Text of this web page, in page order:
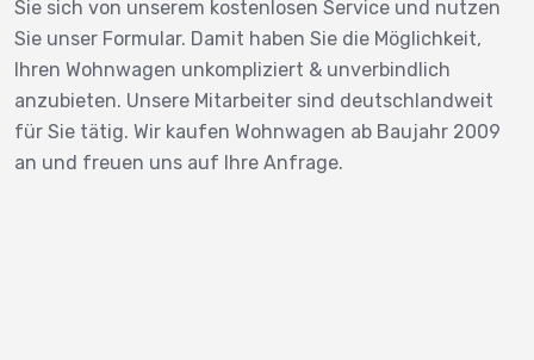
Sie sich von unserem kostenlosen Service und nutzen
Sie unser Formular. Damit haben Sie die Möglichkeit,
Ihren Wohnwagen unkompliziert & unverbindlich
anzubieten. Unsere Mitarbeiter sind deutschlandweit
für Sie tätig. Wir kaufen Wohnwagen ab Baujahr 2009
an und freuen uns auf Ihre Anfrage.